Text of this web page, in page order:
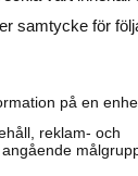
kunder och
mer här
samtycke för
på en
reklam- och